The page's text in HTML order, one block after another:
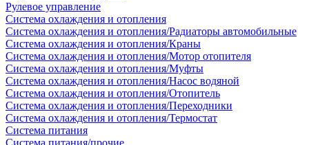
Рулевое управление
Система охлаждения и отопления
Система охлаждения и отопления/Радиаторы автомобильные
Система охлаждения и отопления/Краны
Система охлаждения и отопления/Мотор отопителя
Система охлаждения и отопления/Муфты
Система охлаждения и отопления/Насос водяной
Система охлаждения и отопления/Отопитель
Система охлаждения и отопления/Переходники
Система охлаждения и отопления/Термостат
Система питания
Система питания/прочие